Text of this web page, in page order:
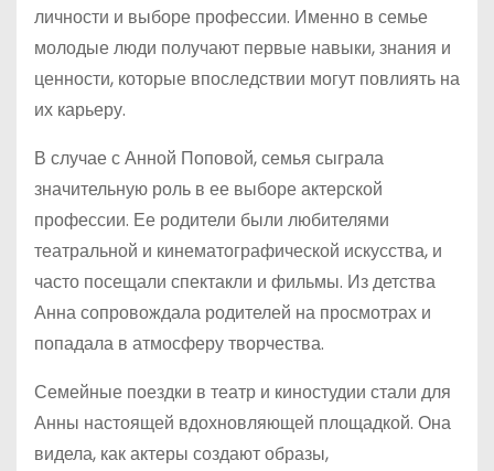
личности и выборе профессии. Именно в семье
молодые люди получают первые навыки, знания и
ценности, которые впоследствии могут повлиять на
их карьеру.
В случае с Анной Поповой, семья сыграла
значительную роль в ее выборе актерской
профессии. Ее родители были любителями
театральной и кинематографической искусства, и
часто посещали спектакли и фильмы. Из детства
Анна сопровождала родителей на просмотрах и
попадала в атмосферу творчества.
Семейные поездки в театр и киностудии стали для
Анны настоящей вдохновляющей площадкой. Она
видела, как актеры создают образы,